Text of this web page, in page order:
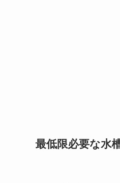
最低限必要な水